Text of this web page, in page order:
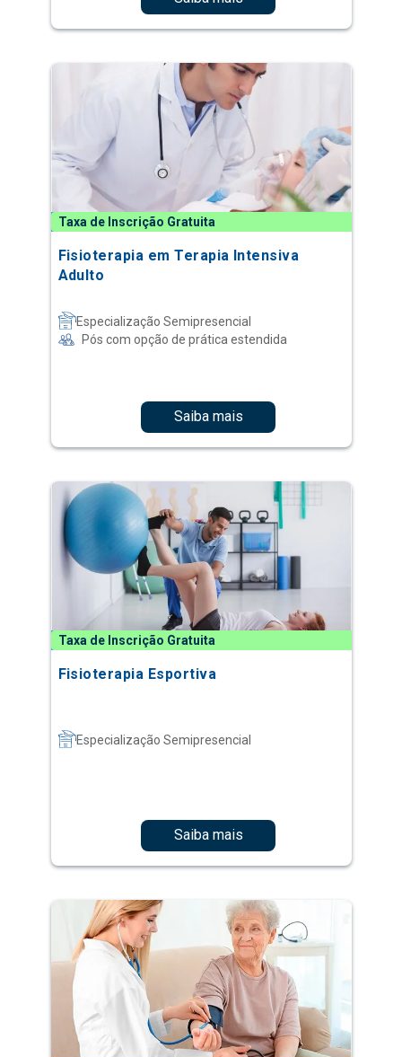
Taxa de Inscrição Gratuita
Fisioterapia em Terapia Intensiva
Adulto
Especialização Semipresencial
Pós com opção de prática estendida
Saiba mais
Taxa de Inscrição Gratuita
Fisioterapia Esportiva
Especialização Semipresencial
Saiba mais